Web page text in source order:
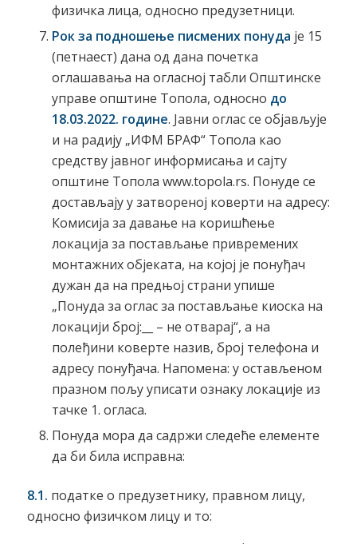
физичка лица, односно предузетници.
Рок за подношење писмених понуда је 15
(петнаест) дана од дана почетка
оглашавања на огласној табли Општинске
управе општине Топола, односно до
18.03.2022. године. Јавни оглас се објављује
и на радију „ИФМ БРАФ“ Топола као
средству јавног информисања и сајту
општине Топола www.topola.rs. Понуде се
достављају у затвореној коверти на адресу:
Комисија за давање на коришћење
локација за постављање привремених
монтажних објеката, на којој је понуђач
дужан да на предњој страни упише
„Понуда за оглас за постављање киоска на
локацији број:__ – не отварај“, а на
полеђини коверте назив, број телефона и
адресу понуђача. Напомена: у остављеном
празном пољу уписати ознаку локације из
тачке 1. огласа.
Понуда мора да садржи следеће елементе
да би била исправна:
8.1. податке о предузетнику, правном лицу,
односно физичком лицу и то: